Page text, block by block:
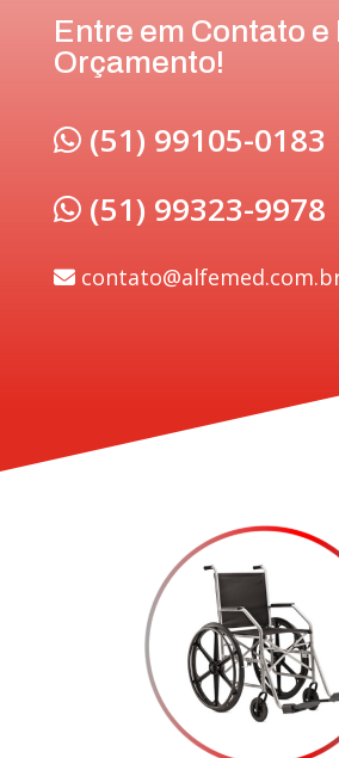
Entre em Contato e
Orçamento!
(51) 99105-0183
(51) 99323-9978